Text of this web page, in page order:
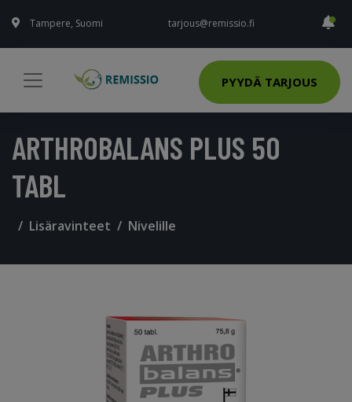
Tampere, Suomi tarjous@remissio.fi
PYYDÄ TARJOUS
ARTHROBALANS PLUS 50
TABL
Lisäravinteet Nivelille